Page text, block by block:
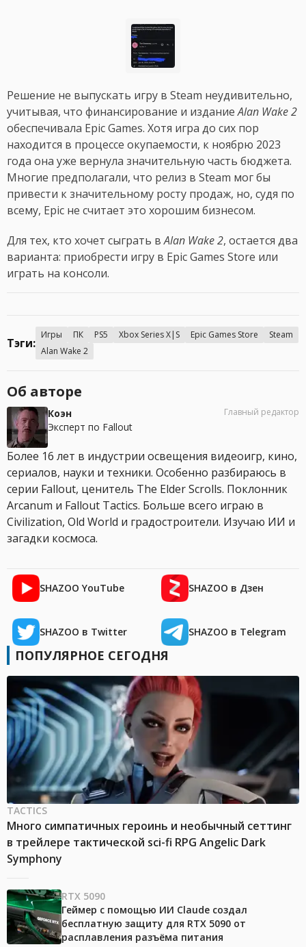
Решение не выпускать игру в Steam неудивительно,
учитывая, что финансирование и изданиеAlan Wake 2
обеспечивала Epic Games. Хотя игра до сих пор
находится в процессе окупаемости, к ноябрю 2023
года она уже вернула значительную часть бюджета.
Многие предполагали, что релиз в Steam мог бы
привести к значительному росту продаж, но, судя по
всему, Epic не считает это хорошим бизнесом.
Для тех, кто хочет сыграть вAlan Wake 2, остается два
варианта: приобрести игру в Epic Games Store или
играть на консоли.
Тэги:
Игры ПК PS5 Xbox Series X|S Epic Games Store
Steam
Alan Wake 2
Об авторе
Коэн
Эксперт по Fallout
Главный редактор
Более 16 лет в индустрии освещения видеоигр, кино,
сериалов, науки и техники. Особенно разбираюсь в
серии Fallout, ценитель The Elder Scrolls. Поклонник
Arcanum и Fallout Tactics. Больше всего играю в
Civilization, Old World и градостроители. Изучаю ИИ и
загадки космоса.
SHAZOO YouTube SHAZOO в Дзен
SHAZOO в Twitter SHAZOO в Telegram
ПОПУЛЯРНОЕ СЕГОДНЯ
TACTICS
Много симпатичных героинь и необычный сеттинг
в трейлере тактической sci-fi RPG Angelic Dark
Symphony
RTX 5090
Геймер с помощью ИИ Claude создал
бесплатную защиту для RTX 5090 от
расплавления разъёма питания